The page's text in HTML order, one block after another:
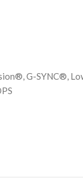
G-SYNC®,